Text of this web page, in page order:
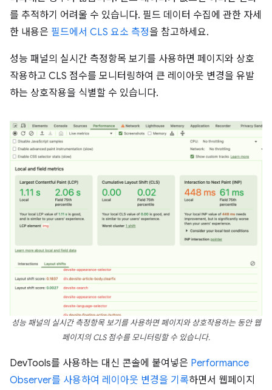
를 추적하기 어려울 수 있습니다. 필드 데이터 수집에 관한 자세
한 내용은 필드에서 CLS 요소 측정을 참고하세요.
성능 패널의 실시간 측정항목 보기를 사용하면 페이지와 상호
작용하고 CLS 점수를 모니터링하여 큰 레이아웃 변경을 유발
하는 상호작용을 식별할 수 있습니다.
성능 패널의 실시간 측정항목 보기를 사용하면 페이지와 상호작용하는 동안 웹
페이지의 CLS 점수를 모니터링할 수 있습니다.
DevTools를 사용하는 대신 콘솔에 붙여넣은 Performance
Observer를 사용하여 레이아웃 변경을 기록하면서 웹페이지